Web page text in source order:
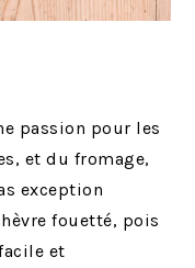
passion pour les
et du fromage,
exception
fouetté, pois
et